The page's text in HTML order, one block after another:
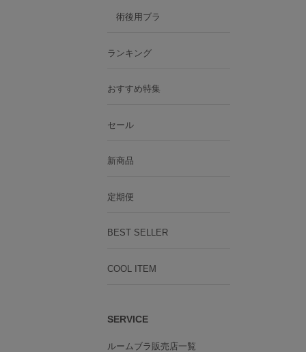
ランキング
おすすめ特集
COOL ITEM
術後用ブラ
ランキング
おすすめ特集
セール
新商品
定期便
BEST SELLER
COOL ITEM
SERVICE
ルームブラ販売店一覧